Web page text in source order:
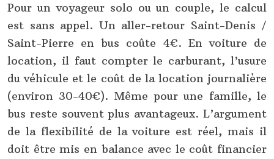
Pour un voyageur solo ou un couple, le calcul
est sans appel. Un aller-retour Saint-Denis /
Saint-Pierre en bus coûte 4€. En voiture de
location, il faut compter le carburant, l’usure
du véhicule et le coût de la location journalière
(environ 30-40€). Même pour une famille, le
bus reste souvent plus avantageux. L’argument
de la flexibilité de la voiture est réel, mais il
doit être mis en balance avec le coût financier